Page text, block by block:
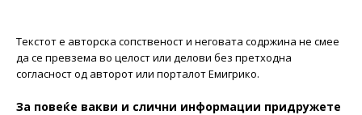
Текстот е авторска сопственост и неговата содржина не смее
да се превзема во целост или делови без претходна
согласност од авторот или порталот Емигрико.
За повеќе вакви и слични информации придружете